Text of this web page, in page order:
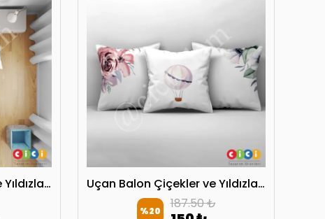
Uçan Balon Çiçekler ve Yıldızlar Yatak Örtüsü Uçan Balon Çiçekler ve Yıldızlar Kırlent Kılıfı
%20 187.50 ₺